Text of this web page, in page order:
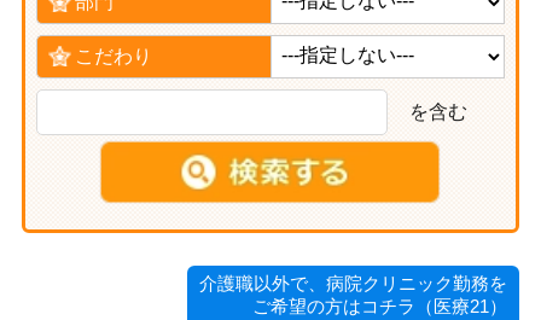
こだわり
を含む
介護職以外で、病院クリニック勤務を
ご希望の方はコチラ（医療21）